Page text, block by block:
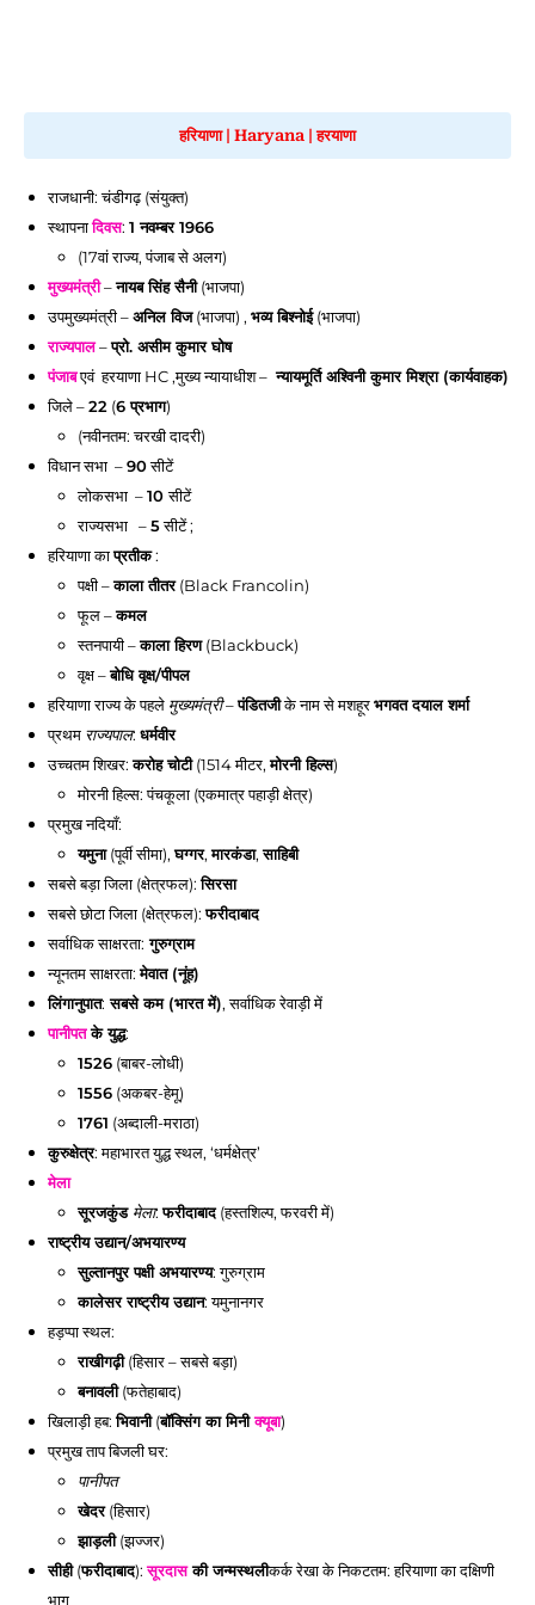
हरियाणा| Haryana |हरयाणा
राजधानी: चंडीगढ़ (संयुक्त)
स्थापनादिवस: 1 नवम्बर 1966
(17वां राज्य, पंजाब से अलग)
मुख्यमंत्री–नायब सिंह सैनी(भाजपा)
उपमुख्यमंत्री –अनिल विज(भाजपा) , भव्य बिश्नोई(भाजपा)
राज्यपाल–प्रो. असीम कुमार घोष
पंजाबएवं हरयाणा HC ,मुख्य न्यायाधीश – न्यायमूर्ति अश्विनी कुमार मिश्रा (कार्यवाहक)
जिले –22 (6 प्रभाग)
(नवीनतम: चरखी दादरी)
विधान सभा –90सीटें
लोकसभा –10सीटें
राज्यसभा –5सीटें ;
हरियाणाकाप्रतीक:
पक्षी –काला तीतर(Black Francolin)
फूल –कमल
स्तनपायी –काला हिरण(Blackbuck)
वृक्ष –बोधि वृक्ष/पीपल
हरियाणाराज्य के पहले मुख्यमंत्री–पंडितजीके नाम से मशहूरभगवत दयाल शर्मा
प्रथम राज्यपाल: धर्मवीर
उच्चतम शिखर:करोह चोटी(1514 मीटर,मोरनी हिल्स)
मोरनी हिल्स: पंचकूला (एकमात्र पहाड़ी क्षेत्र)
प्रमुख नदियाँ:
यमुना(पूर्वी सीमा),घग्गर,मारकंडा,साहिबी
सबसे बड़ा जिला (क्षेत्रफल):सिरसा
सबसे छोटा जिला (क्षेत्रफल):फरीदाबाद
सर्वाधिक साक्षरता: गुरुग्राम
न्यूनतम साक्षरता:मेवात (नूंह)
लिंगानुपात: सबसे कम (भारत में), सर्वाधिक रेवाड़ी में
पानीपतके युद्ध:
1526 (बाबर-लोधी)
1556 (अकबर-हेमू)
1761 (अब्दाली-मराठा)
कुरुक्षेत्र: महाभारत युद्ध स्थल, ‘धर्मक्षेत्र’
मेला
सूरजकुंड मेला:फरीदाबाद(हस्तशिल्प, फरवरी में)
राष्ट्रीय उद्यान/अभयारण्य
सुल्तानपुर पक्षी अभयारण्य: गुरुग्राम
कालेसर राष्ट्रीय उद्यान: यमुनानगर
हड़प्पा स्थल:
राखीगढ़ी(हिसार – सबसे बड़ा)
बनावली(फतेहाबाद)
खिलाड़ी हब:भिवानी(बॉक्सिंग का मिनीक्यूबा)
प्रमुख ताप बिजली घर:
पानीपत
खेदर(हिसार)
झाड़ली(झज्जर)
सीही(फरीदाबाद):सूरदासकी जन्मस्थलीकर्क रेखा के निकटतम: हरियाणा का दक्षिणी
भाग